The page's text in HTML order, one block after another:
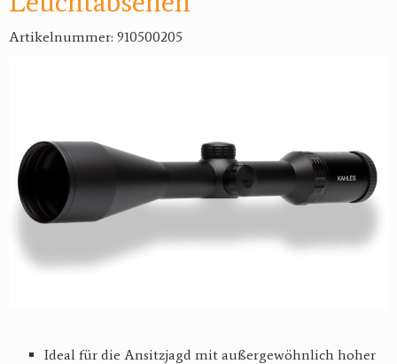
Artikelnummer: 910500205
Ideal für die Ansitzjagd mit außergewöhnlich hoher